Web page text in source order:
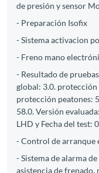
de presión y sensor
- Preparación Isofix
- Sistema activacion
- Freno mano
- Resultado de
global: 3.0.
protección peatones:
58.0. Versión
LHD y Fecha del test:
- Control de arranque
- Sistema de alarma
asistencia de